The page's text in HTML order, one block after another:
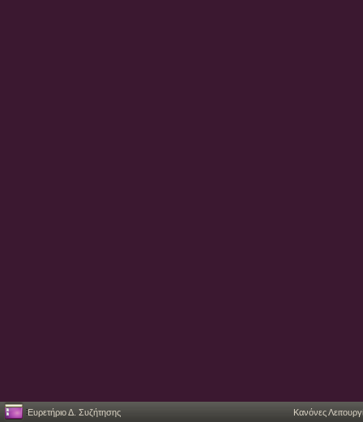
Ευρετήριο Δ. Συζήτησης Κανόνες